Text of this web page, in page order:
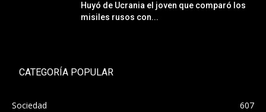
Huyó de Ucrania el joven que comparó los
misiles rusos con...
CATEGORÍA POPULAR
Sociedad
607